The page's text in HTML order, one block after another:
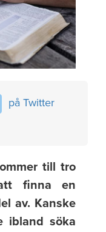
på Twitter
till tro
finna en
av. Kanske
ibland söka